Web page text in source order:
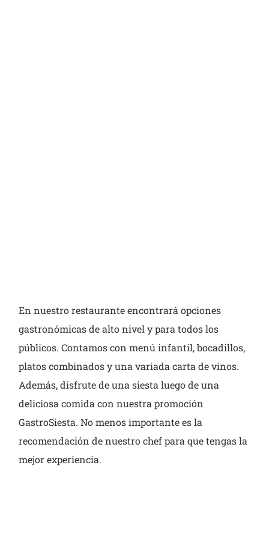
En nuestro restaurante encontrará opciones
gastronómicas de alto nivel y para todos los
públicos. Contamos con menú infantil, bocadillos,
platos combinados y una variada carta de vinos.
Además, disfrute de una siesta luego de una
deliciosa comida con nuestra promoción
GastroSiesta. No menos importante es la
recomendación de nuestro chef para que tengas la
mejor experiencia.